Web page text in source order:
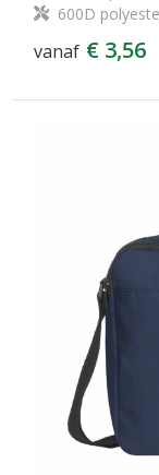
600D
vanaf € 3,56